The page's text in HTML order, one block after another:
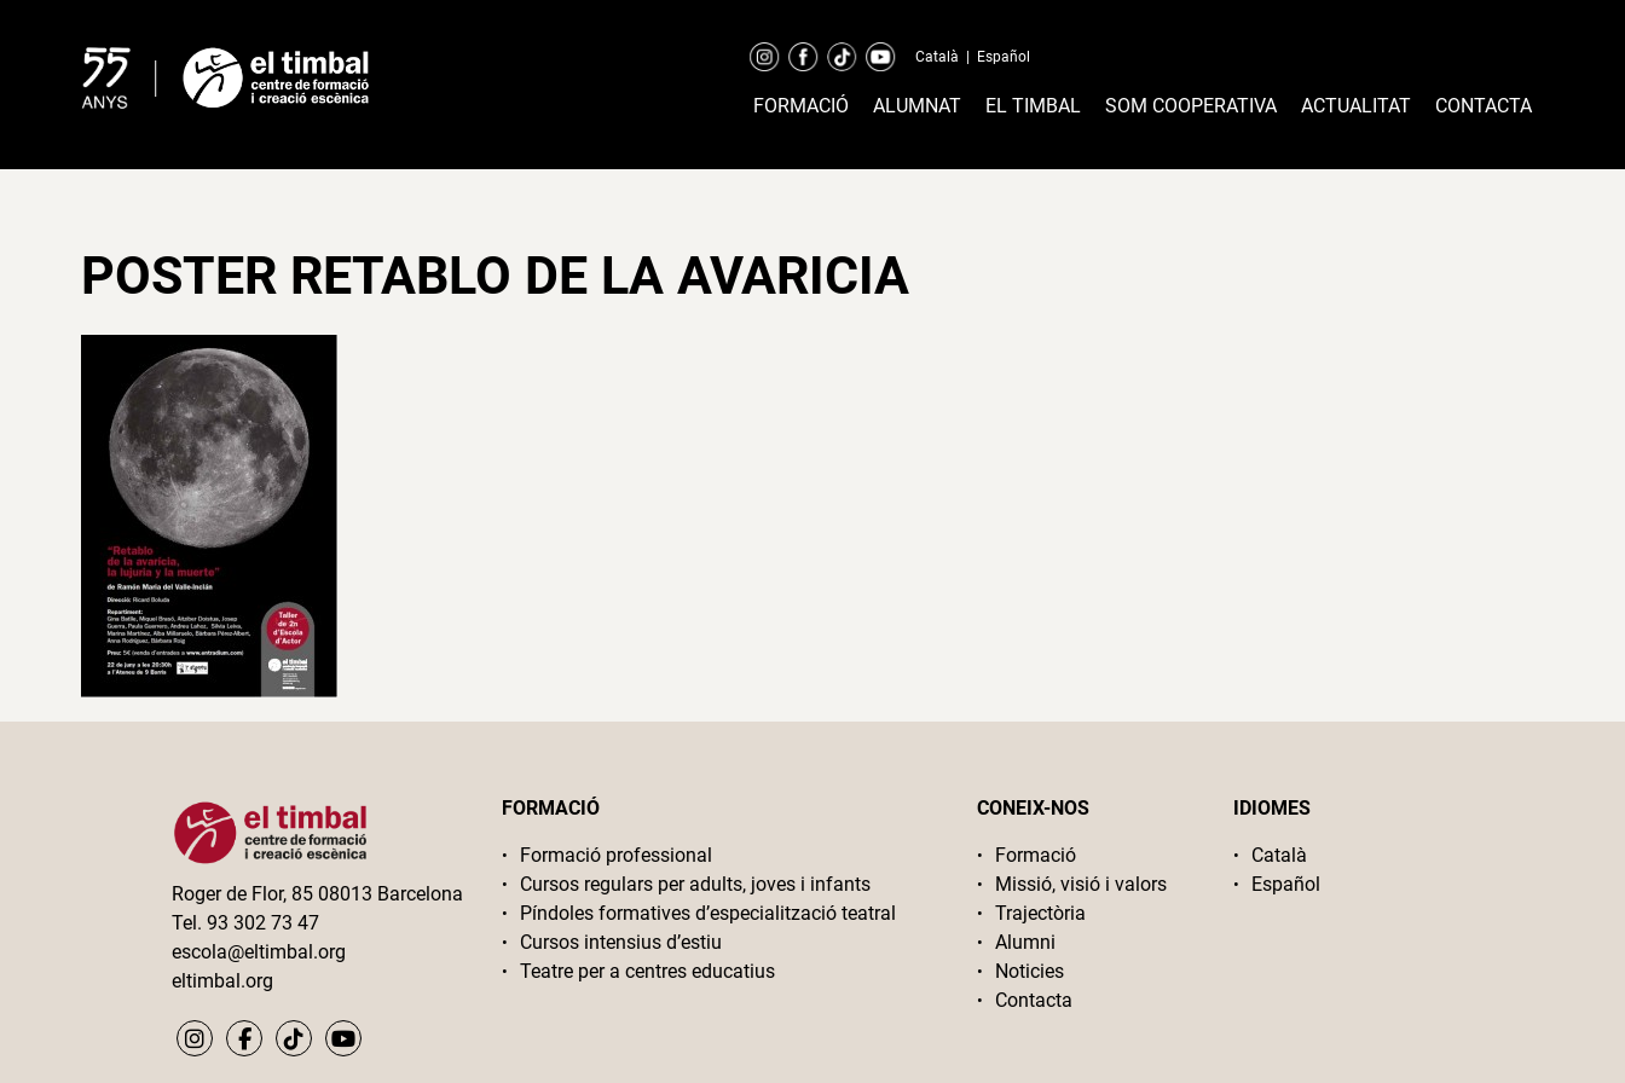
Català Español
FORMACIÓ ALUMNAT EL TIMBAL SOM COOPERATIVA ACTUALITAT CONTACTA
POSTER RETABLO DE LA AVARICIA
Roger de Flor, 85 08013 Barcelona
Tel. 93 302 73 47
escola@eltimbal.org
eltimbal.org
FORMACIÓ
Formació professional
Cursos regulars per adults, joves i infants
Píndoles formatives d’especialització teatral
Cursos intensius d’estiu
Teatre per a centres educatius
CONEIX-NOS
Formació
Missió, visió i valors
Trajectòria
Alumni
Noticies
Contacta
IDIOMES
Català
Español